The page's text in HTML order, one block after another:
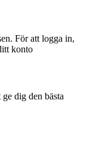
För att logga in,
konto
dig den bästa